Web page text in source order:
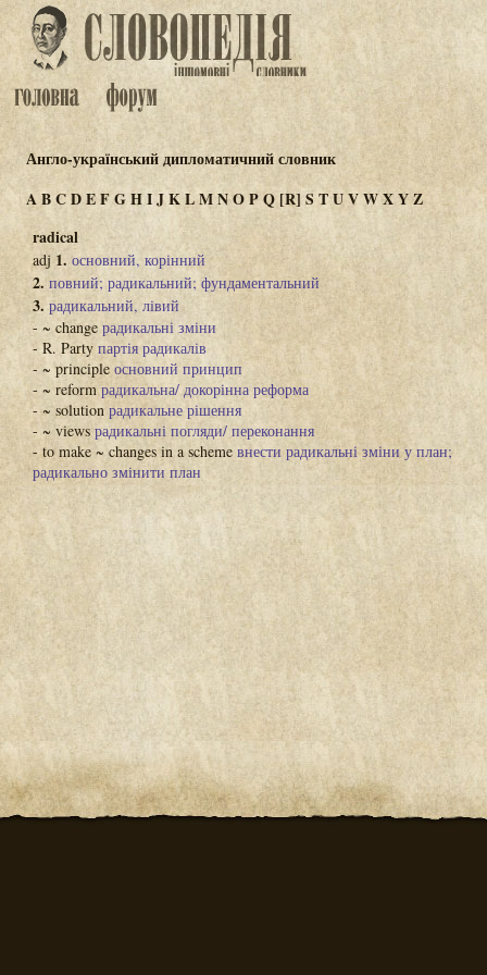
Англо-український дипломатичний словник
ABCDEFGHIJKLMNOPQ[R] STUVWXYZ
radical
adj 1. основний, корінний
2. повний; радикальний; фундаментальний
3. радикальний, лівий
- ~ change радикальні зміни
- R. Party партія радикалів
- ~ principle основний принцип
- ~ reform радикальна/ докорінна реформа
- ~ solution радикальне рішення
- ~ views радикальні погляди/ переконання
- to make ~ changes in a scheme внести радикальні зміни у план;
радикально змінити план